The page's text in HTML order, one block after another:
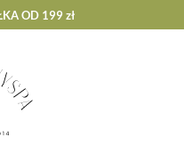
OD 199 zł